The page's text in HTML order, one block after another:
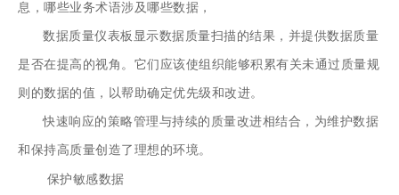
息，哪些业务术语涉及哪些数据，
数据质量仪表板显示数据质量扫描的结果，并提供数据质量
是否在提高的视角。它们应该使组织能够积累有关未通过质量规
则的数据的值，以帮助确定优先级和改进。
快速响应的策略管理与持续的质量改进相结合，为维护数据
和保持高质量创造了理想的环境。
保护敏感数据